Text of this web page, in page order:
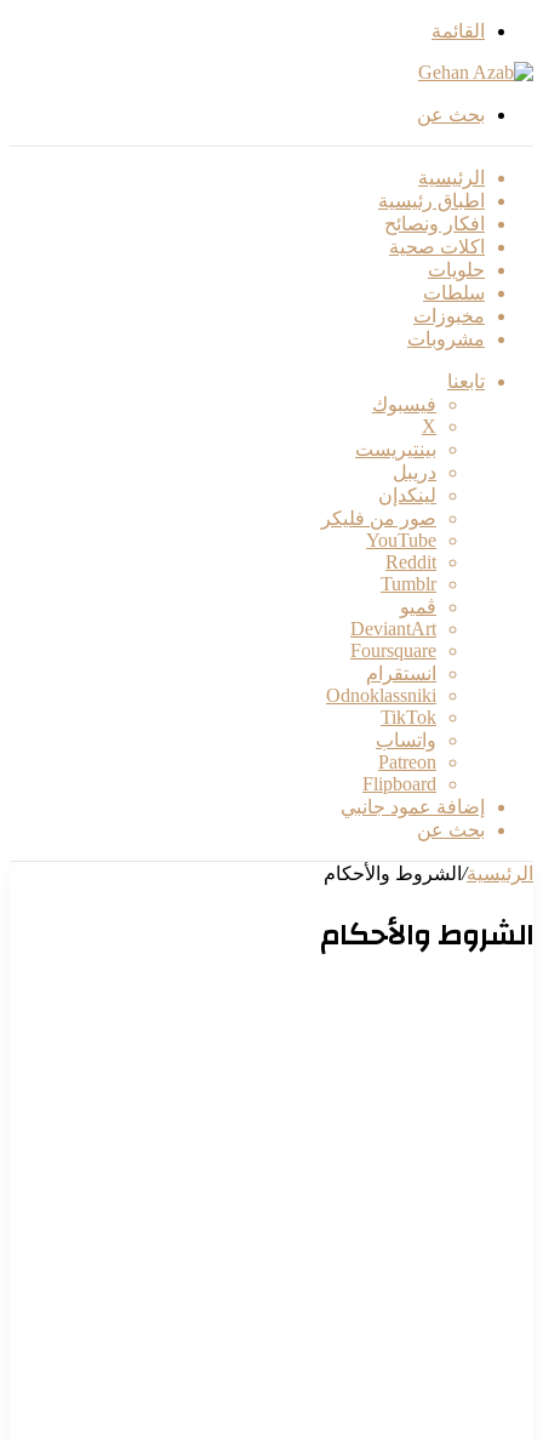
القائمة
بحث عن
الرئيسية
اطباق رئيسية
افكار ونصائح
اكلات صحية
حلويات
سلطات
مخبوزات
مشروبات
تابعنا
فيسبوك
‫X
بينتيريست
دريبل
لينكدإن
صور من فليكر
‫YouTube
ڤميو
انستقرام
Odnoklassniki
‫TikTok
واتساب
‫Patreon
Flipboard
إضافة عمود جانبي
بحث عن
الرئيسية/ الشروط والأحكام
الشروط والأحكام